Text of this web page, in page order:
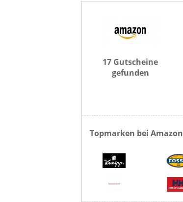
17 Gutscheine
gefunden
Topmarken bei Amazon